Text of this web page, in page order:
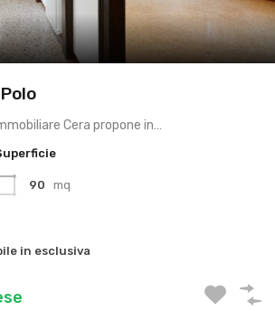
Apt in locazione a Venezia
Cera propone in…
90 mq
in esclusiva